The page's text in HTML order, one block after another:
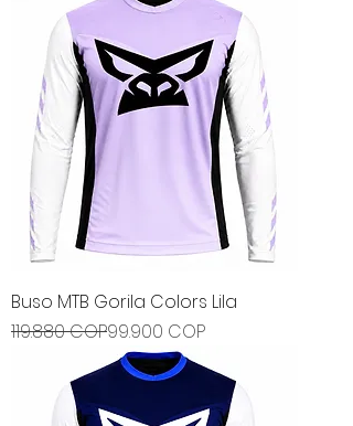
Buso MTB Gorila Colors Lila
Precio
119.880 COP
Precio de oferta99.900 COP